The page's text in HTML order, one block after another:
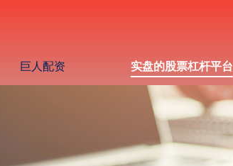
巨人配资 实盘的股票杠杆平台